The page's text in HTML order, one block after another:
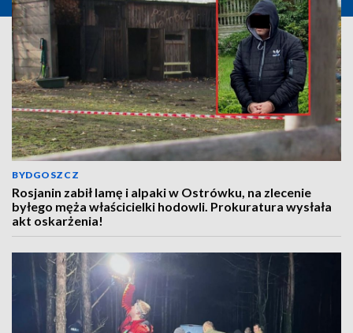
BYDGOSZCZ
Rosjanin zabił lamę i alpaki w Ostrówku, na zlecenie
byłego męża właścicielki hodowli. Prokuratura wysłała
akt oskarżenia!